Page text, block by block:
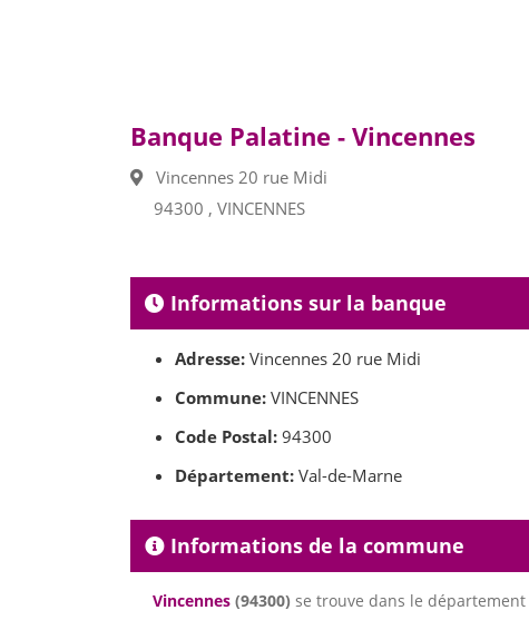
Banque Palatine - Vincennes
Vincennes 20 rue Midi
94300 , VINCENNES
Informations sur la banque
Adresse: Vincennes 20 rue Midi
Commune: VINCENNES
Code Postal: 94300
Département: Val-de-Marne
Informations de la commune
Vincennes (94300) se trouve dans le département